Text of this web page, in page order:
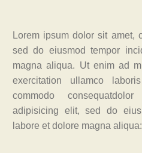
Lorem ipsum dolor sit amet,
sed do eiusmod tempor
magna aliqua. Ut enim ad
exercitation ullamco
commodo
adipisicing elit, sed do
labore et dolore magna aliqua: